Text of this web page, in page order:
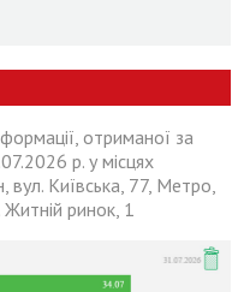
отриманої за
р. у місцях
Київська, 77, Метро,
Житній ринок, 1